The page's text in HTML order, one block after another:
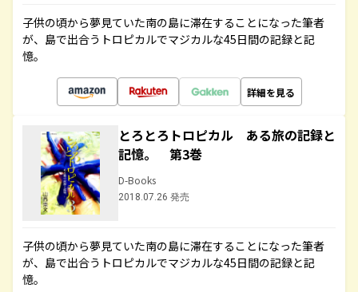
子供の頃から夢見ていた南の島に滞在することになった筆者
が、島で出合うトロピカルでマジカルな45日間の記録と記
憶。
詳細を見る
とろとろトロピカル ある旅の記録と
記憶。 第3巻
D-Books
2018.07.26 発売
子供の頃から夢見ていた南の島に滞在することになった筆者
が、島で出合うトロピカルでマジカルな45日間の記録と記
憶。